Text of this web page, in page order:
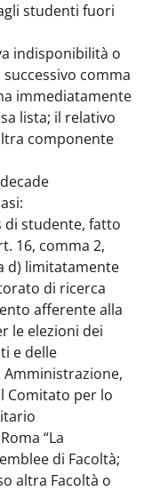
studenti fuori
indisponibilità o
comma
immediatamente
lista; il relativo
componente
di studente, fatto
16, comma 2,
d) limitatamente
di ricerca
afferente alla
le elezioni dei
e delle
Comitato per lo
“La
di Facoltà;
altra Facoltà o